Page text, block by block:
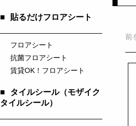
■ 貼るだけフロアシート
フロアシート
抗菌フロアシート
賃貸OK！フロアシート
■
タイルシール（モザイク
タイルシール）
前